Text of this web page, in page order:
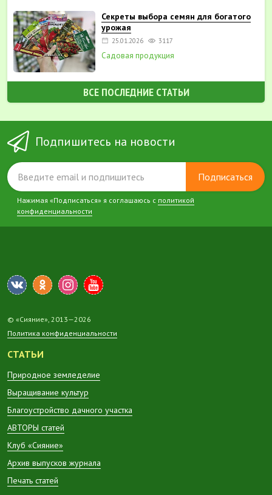
Секреты выбора семян для богатого
урожая
25.01.2026 3117
Садовая продукция
ВСЕ ПОСЛЕДНИЕ СТАТЬИ
Подпишитесь на новости
Подписаться
Нажимая «Подписаться» я соглашаюсь с политикой
конфиденциальности
© «Сияние», 2013—2026
Политика конфиденциальности
СТАТЬИ
Природное земледелие
Выращивание культур
Благоустройство дачного участка
АВТОРЫ статей
Клуб «Сияние»
Архив выпусков журнала
Печать статей